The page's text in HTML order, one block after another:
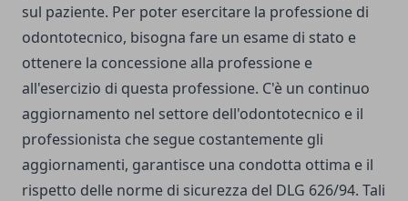
sul paziente. Per poter esercitare la professione di
odontotecnico, bisogna fare un esame di stato e
ottenere la concessione alla professione e
all'esercizio di questa professione. C'è un continuo
aggiornamento nel settore dell'odontotecnico e il
professionista che segue costantemente gli
aggiornamenti, garantisce una condotta ottima e il
rispetto delle norme di sicurezza del DLG 626/94. Tali